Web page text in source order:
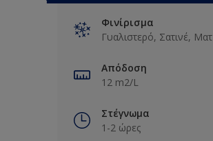
Φινίρισμα
Γυαλιστερό, Σατινέ, Ματ
Απόδοση
12 m2/L
Στέγνωμα
1-2 ώρες